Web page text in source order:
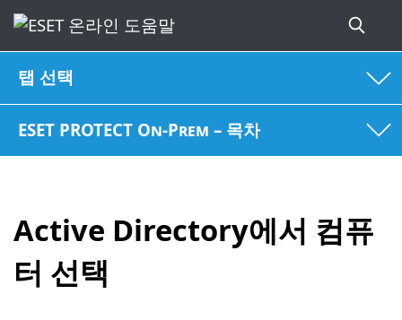
탭 선택
ESET PROTECT On-Prem – 목차
Active Directory에서 컴퓨
터 선택